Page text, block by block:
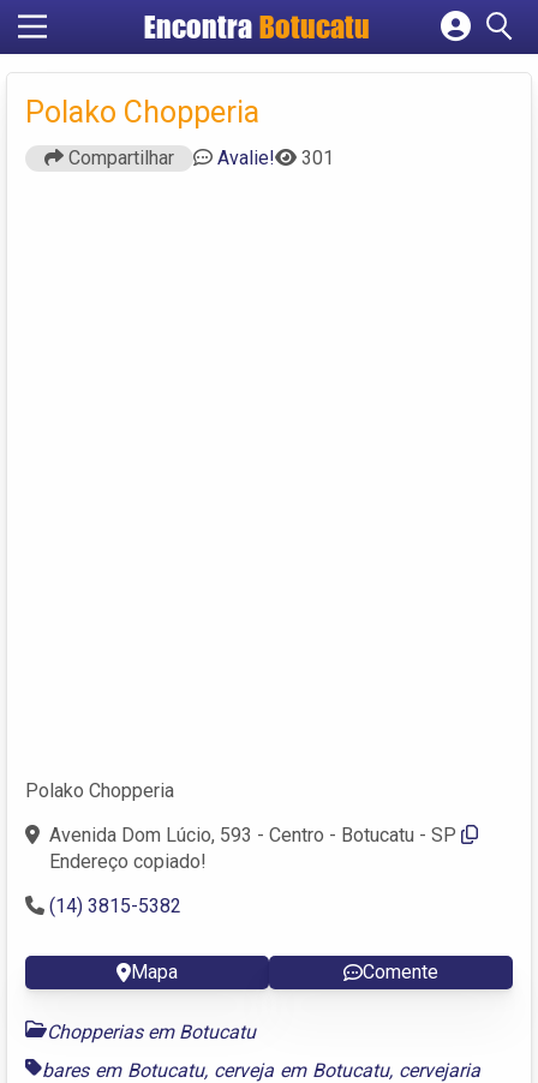
EncontraBotucatu
Cadastrar empresa
Criar conta
Polako Chopperia
Compartilhar Avalie! 301
Polako Chopperia
Avenida Dom Lúcio, 593 - Centro - Botucatu - SP
Endereço copiado!
(14) 3815-5382
Mapa Comente
Chopperias em Botucatu
bares em Botucatu, cerveja em Botucatu, cervejaria